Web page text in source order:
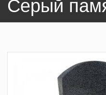
Серый